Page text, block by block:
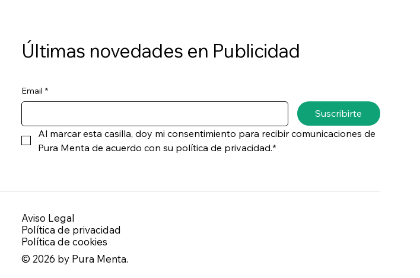
​Últimas novedades en Publicidad
Email *
Suscribirte
Al marcar esta casilla, doy mi consentimiento para recibir comunicaciones de
Pura Menta de acuerdo con su política de privacidad.*
Aviso Legal
Política de privacidad
Política de cookies
© 2026 by Pura Menta.